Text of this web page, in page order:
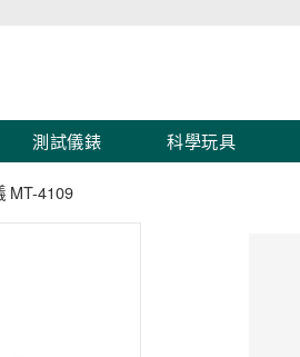
測試儀錶 科學玩具
MT-4109